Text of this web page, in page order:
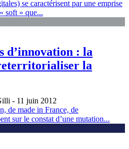
se caractérisent par une emprise
soft » que...
d’innovation : la
la
- 11 juin 2012
de made in France, de
sur le constat d’une mutation...